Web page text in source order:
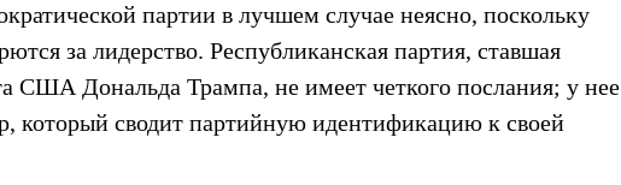
партии в лучшем случае неясно, поскольку
за лидерство. Республиканская партия, ставшая
США Дональда Трампа, не имеет четкого послания; у нее
который сводит партийную идентификацию к своей